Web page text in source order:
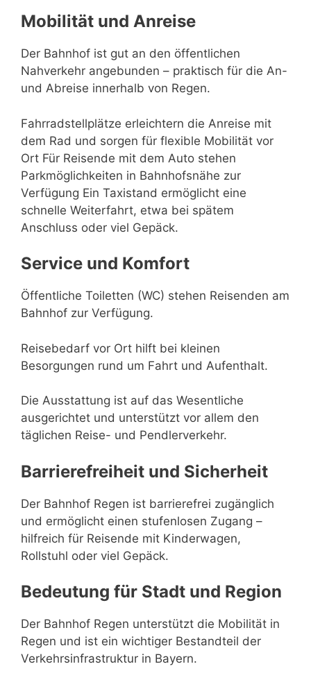
Mobilität und Anreise
Der Bahnhof ist gut an den öffentlichen
Nahverkehr angebunden – praktisch für die An-
und Abreise innerhalb von Regen.
Fahrradstellplätze erleichtern die Anreise mit
dem Rad und sorgen für flexible Mobilität vor
Ort Für Reisende mit dem Auto stehen
Parkmöglichkeiten in Bahnhofsnähe zur
Verfügung Ein Taxistand ermöglicht eine
schnelle Weiterfahrt, etwa bei spätem
Anschluss oder viel Gepäck.
Service und Komfort
Öffentliche Toiletten (WC) stehen Reisenden am
Bahnhof zur Verfügung.
Reisebedarf vor Ort hilft bei kleinen
Besorgungen rund um Fahrt und Aufenthalt.
Die Ausstattung ist auf das Wesentliche
ausgerichtet und unterstützt vor allem den
täglichen Reise- und Pendlerverkehr.
Barrierefreiheit und Sicherheit
Der Bahnhof Regen ist barrierefrei zugänglich
und ermöglicht einen stufenlosen Zugang –
hilfreich für Reisende mit Kinderwagen,
Rollstuhl oder viel Gepäck.
Bedeutung für Stadt und Region
Der Bahnhof Regen unterstützt die Mobilität in
Regen und ist ein wichtiger Bestandteil der
Verkehrsinfrastruktur in Bayern.